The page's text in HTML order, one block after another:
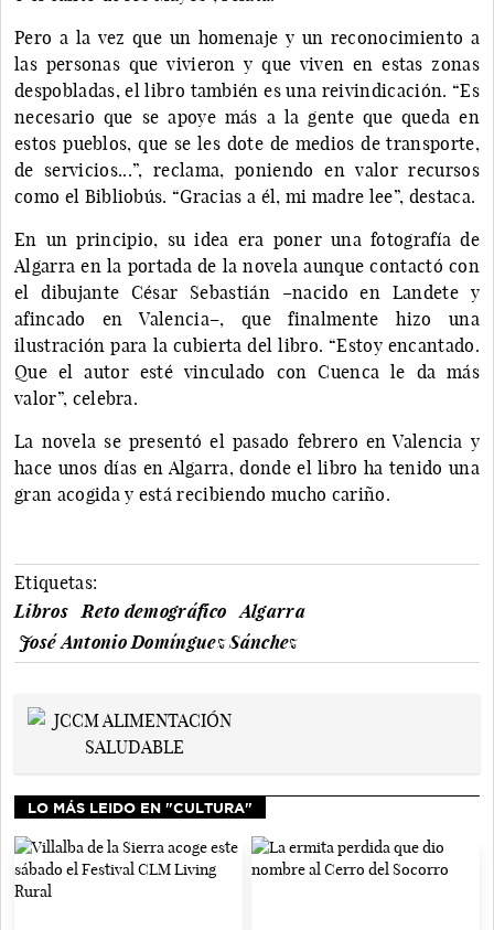
Pero a la vez que un homenaje y un reconocimiento a
las personas que vivieron y que viven en estas zonas
despobladas, el libro también es una reivindicación. “Es
necesario que se apoye más a la gente que queda en
estos pueblos, que se les dote de medios de transporte,
de servicios...”, reclama, poniendo en valor recursos
como el Bibliobús. “Gracias a él, mi madre lee”, destaca.
En un principio, su idea era poner una fotografía de
Algarra en la portada de la novela aunque contactó con
el dibujante César Sebastián –nacido en Landete y
afincado en Valencia–, que finalmente hizo una
ilustración para la cubierta del libro. “Estoy encantado.
Que el autor esté vinculado con Cuenca le da más
valor”, celebra.
La novela se presentó el pasado febrero en Valencia y
hace unos días en Algarra, donde el libro ha tenido una
gran acogida y está recibiendo mucho cariño.
Etiquetas:
Libros
Reto demográfico
Algarra
José Antonio Domínguez Sánchez
LO MÁS LEIDO EN "CULTURA"